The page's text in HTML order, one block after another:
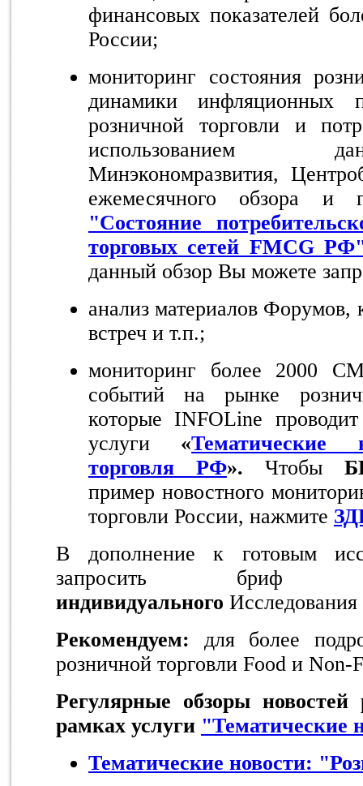
финансовых показателей
России;
мониторинг состояния
динамики инфляционных
розничной торговли и
использованием
Минэкономразвития,
ежемесячного обзора и
"Состояние
торговых сетей FMCG
данный обзор Вы можете
анализ материалов Форумов,
встреч и т.п.;
мониторинг более 2000
событий на рынке
которые INFOLine
услуги «Тематические
торговля РФ». Чтобы
пример новостного
торговли России, нажмите
В дополнение к готовым
запросить бриф
индивидуального
Рекомендуем: для более
розничной торговли Food и Non-
Регулярные обзоры новостей
рамках услуги "Тематические
Тематические новости: